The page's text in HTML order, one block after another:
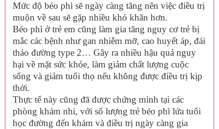
Mức độ béo phì sẽ ngày càng tăng nên việc điều trị
muộn về sau sẽ gặp nhiều khó khăn hơn.
Béo phì ở trẻ em cũng làm gia tăng nguy cơ trẻ bị
mắc các bệnh như gan nhiễm mỡ, cao huyết áp, đái
tháo đường type 2… Gây ra nhiều hậu quả nguy
hại về mặt sức khỏe, làm giảm chất lượng cuộc
sống và giảm tuổi thọ nếu không được điều trị kịp
thời.
Thực tế này cũng đã được chứng minh tại các
phòng khám nhi, với số lượng trẻ béo phì lứa tuổi
học đường đến khám và điều trị ngày càng gia